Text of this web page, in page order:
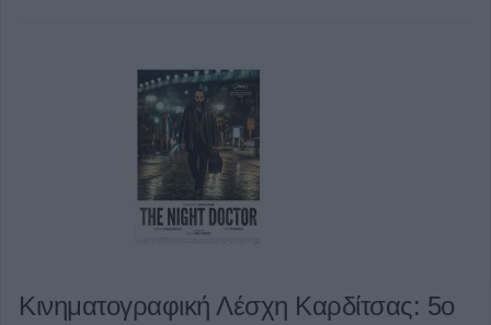
Κινηματογραφική Λέσχη Καρδίτσας: 5ο